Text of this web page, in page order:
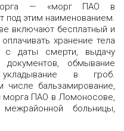
морга — «морг ПАО в
под этим наименованием.
включают бесплатный и
хранение тела
с даты смерти, выдачу
обмывание
в гроб.
числе бальзамирование,
морга ПАО в Ломоносове,
больницы,